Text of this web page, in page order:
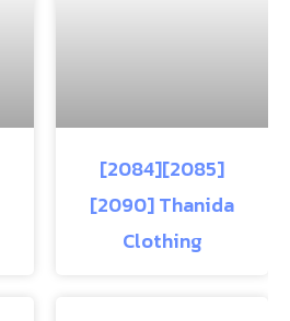
[2084][2085]
[2090] Thanida
Clothing